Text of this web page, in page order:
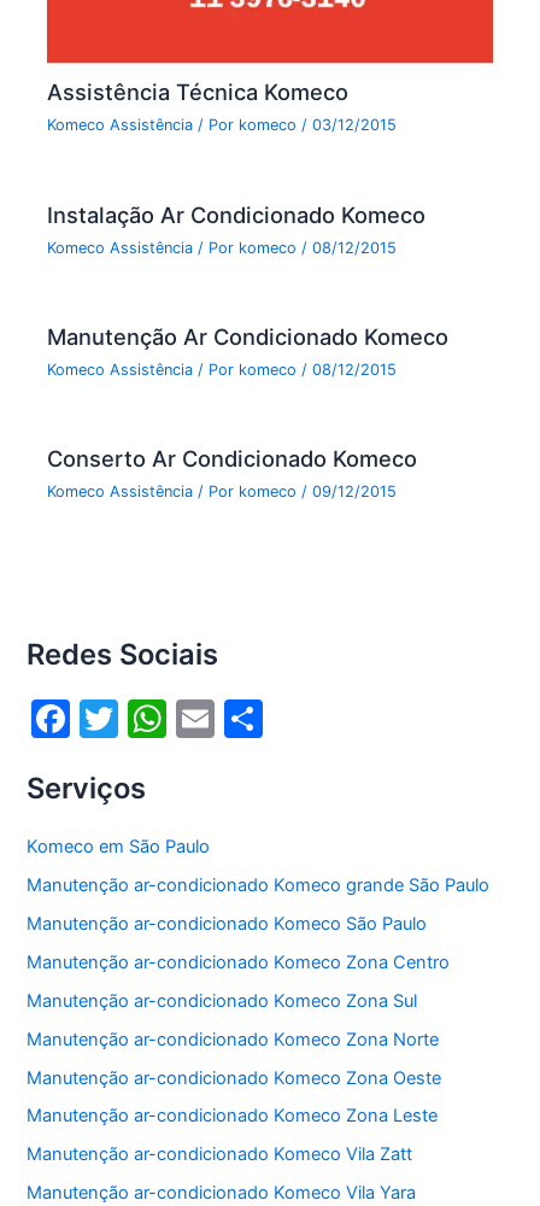
Assistência Técnica Komeco
Komeco Assistência / Por komeco/03/12/2015
Instalação Ar Condicionado Komeco
Komeco Assistência / Por komeco /08/12/2015
Manutenção Ar Condicionado Komeco
Komeco Assistência / Por komeco /08/12/2015
Conserto Ar Condicionado Komeco
Komeco Assistência / Por komeco/09/12/2015
Redes Sociais
F
c
e
b
o
o
k
T
itt
er
W
s
A
p
p
E
Serviços
Komeco em São Paulo
Manutenção ar-condicionado Komeco grande São Paulo
Manutenção ar-condicionado Komeco São Paulo
Manutenção ar-condicionado Komeco Zona Centro
Manutenção ar-condicionado Komeco Zona Sul
Manutenção ar-condicionado Komeco Zona Norte
Manutenção ar-condicionado Komeco Zona Oeste
Manutenção ar-condicionado Komeco Zona Leste
Manutenção ar-condicionado Komeco Vila Zatt
Manutenção ar-condicionado Komeco Vila Yara